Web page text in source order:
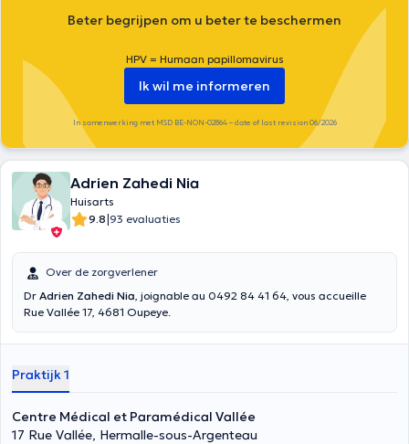
Beter begrijpen om u beter te beschermen
HPV = Humaan papillomavirus
Ik wil me informeren
In samenwerking met MSD BE-NON-02864 – date of last revision 06/2026
Adrien Zahedi Nia
Huisarts
9.8|93 evaluaties
Over de zorgverlener
Dr Adrien Zahedi Nia, joignable au 0492 84 41 64, vous accueille
Rue Vallée 17, 4681 Oupeye.
Praktijk 1
Centre Médical et Paramédical Vallée
17 Rue Vallée, Hermalle-sous-Argenteau